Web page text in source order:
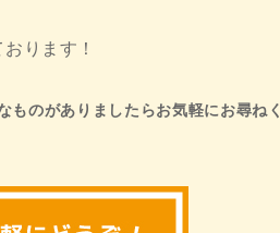
ります！
ものがありましたらお気軽にお尋ねく